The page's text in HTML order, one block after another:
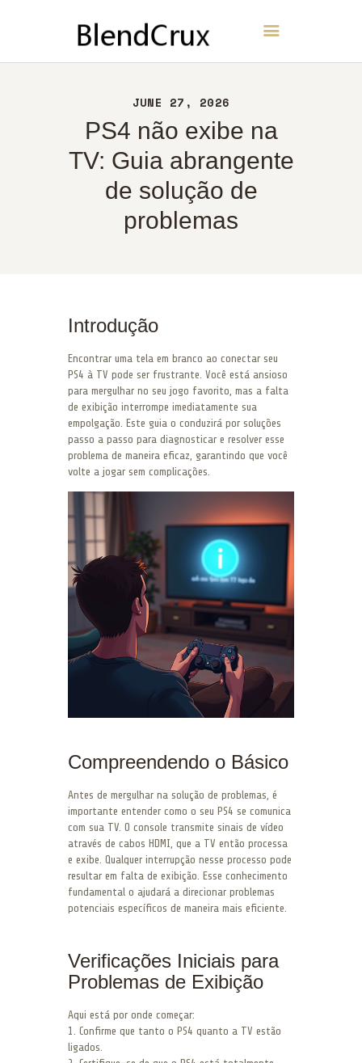
JUNE 27, 2026
PS4 não exibe na
TV: Guia abrangente
de solução de
problemas
BlendCrux
SOBRE
CONTATO
POLÍTICA
PORTUGUÊS
Introdução
Encontrar uma tela em branco ao conectar seu
PS4 à TV pode ser frustrante. Você está ansioso
para mergulhar no seu jogo favorito, mas a falta
de exibição interrompe imediatamente sua
empolgação. Este guia o conduzirá por soluções
passo a passo para diagnosticar e resolver esse
problema de maneira eficaz, garantindo que você
volte a jogar sem complicações.
Compreendendo o Básico
Antes de mergulhar na solução de problemas, é
importante entender como o seu PS4 se comunica
com sua TV. O console transmite sinais de vídeo
através de cabos HDMI, que a TV então processa
e exibe. Qualquer interrupção nesse processo pode
resultar em falta de exibição. Esse conhecimento
fundamental o ajudará a direcionar problemas
potenciais específicos de maneira mais eficiente.
Verificações Iniciais para
Problemas de Exibição
Aqui está por onde começar:
1. Confirme que tanto o PS4 quanto a TV estão
ligados.